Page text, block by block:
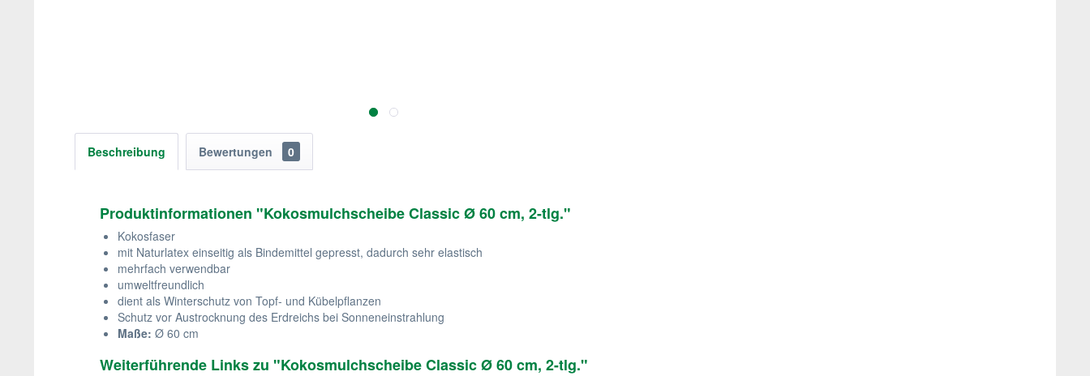
Beschreibung Bewertungen 0
Produktinformationen "Kokosmulchscheibe Classic Ø 60 cm, 2-tlg."
Kokosfaser
mit Naturlatex einseitig als Bindemittel gepresst, dadurch sehr elastisch
mehrfach verwendbar
umweltfreundlich
dient als Winterschutz von Topf- und Kübelpflanzen
Schutz vor Austrocknung des Erdreichs bei Sonneneinstrahlung
Maße: Ø 60 cm
Weiterführende Links zu "Kokosmulchscheibe Classic Ø 60 cm, 2-tlg."